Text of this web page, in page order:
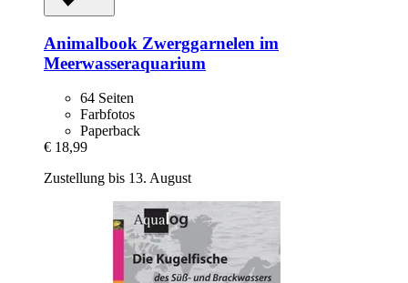
Animalbook Zwerggarnelen im
Meerwasseraquarium
64 Seiten
Farbfotos
Paperback
€ 18,99
Zustellung bis 13. August